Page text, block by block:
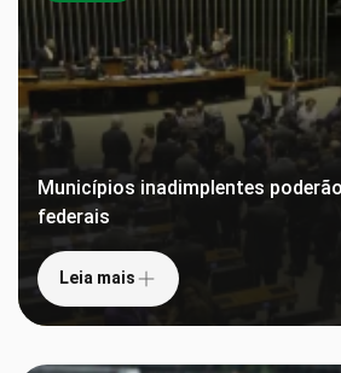
Municípios inadimplentes
federais
Leia mais